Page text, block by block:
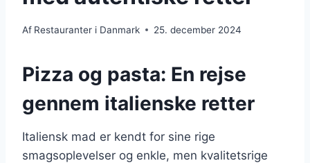
Af Restauranter i Danmark 25. december 2024
Pizza og pasta: En rejse
gennem italienske retter
Italiensk mad er kendt for sine rige
smagsoplevelser og enkle, men kvalitetsrige